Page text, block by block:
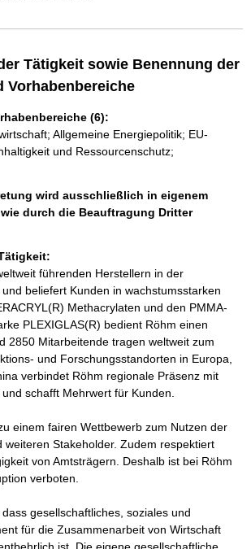
Tätigkeit sowie Benennung der
Vorhabenbereiche
(6):
Allgemeine Energiepolitik; EU-
und Ressourcenschutz;
wird ausschließlich in eigenem
durch die Beauftragung Dritter
führenden Herstellern in der
beliefert Kunden in wachstumsstarken
Methacrylaten und den PMMA-
PLEXIGLAS(R) bedient Röhm einen
2850 Mitarbeitende tragen weltweit zum
und Forschungsstandorten in Europa,
verbindet Röhm regionale Präsenz mit
schafft Mehrwert für Kunden.
einem fairen Wettbewerb zum Nutzen der
weiteren Stakeholder. Zudem respektiert
von Amtsträgern. Deshalb ist bei Röhm
verboten.
gesellschaftliches, soziales und
für die Zusammenarbeit von Wirtschaft